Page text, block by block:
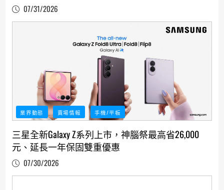
07/31/2026
業界動態 賣場情報 手機/平板
三星全新Galaxy Z系列上市，神腦祭最高省26,000
元、延長一年保固雙重優惠
07/30/2026